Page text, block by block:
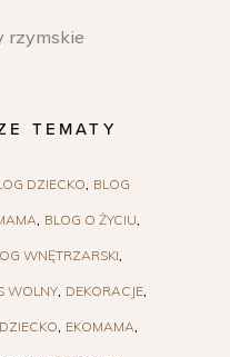
rzymskie
TEMATY
DZIECKO BLOG
BLOG O ŻYCIU
WNĘTRZARSKI
WOLNY DEKORACJE
DZIECKO EKOMAMA